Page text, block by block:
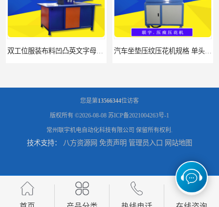
双工位服装布料凹凸英文字母压字机找联宇制造厂 汽车坐垫压纹压花机规格 单头大台面凹凸压花机 现货供应
浙江布料凹凸4d压纹机生产厂家 服装凹凸4d压纹植胶机 经济实惠 面料凹凸压纹机厂家 毛巾干发巾压标压logo设备 性能稳定
您是第13566344位访客
版权所有 ©2026-08-08 苏ICP备2021004263号-1
常州联宇机电自动化科技有限公司 保留所有权利.
技术支持： 八方资源网 免责声明 管理员入口 网站地图